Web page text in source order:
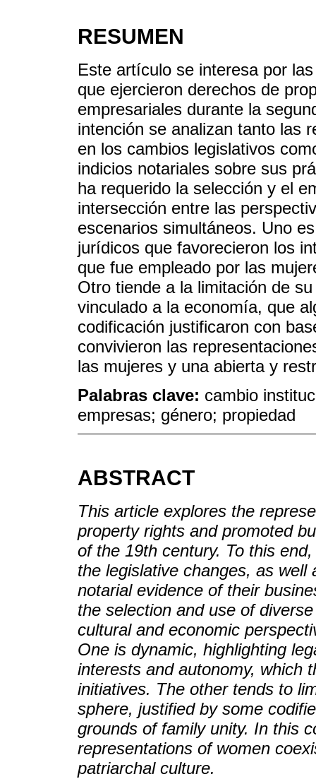
RESUMEN
Este artículo se interesa por
que ejercieron derechos de
empresariales durante la
intención se analizan tanto las
en los cambios legislativos
indicios notariales sobre sus
ha requerido la selección y el
intersección entre las
escenarios simultáneos. Uno
jurídicos que favorecieron los
que fue empleado por las
Otro tiende a la limitación de
vinculado a la economía, que
codificación justificaron con
convivieron las
las mujeres y una abierta y
Palabras clave: cambio
empresas; género; propiedad
ABSTRACT
This article explores the
property rights and promoted
of the 19th century. To this
the legislative changes, as well
notarial evidence of their
the selection and use of
cultural and economic
One is dynamic, highlighting
interests and autonomy, which
initiatives. The other tends to
sphere, justified by some
grounds of family unity. In this
representations of women
patriarchal culture.